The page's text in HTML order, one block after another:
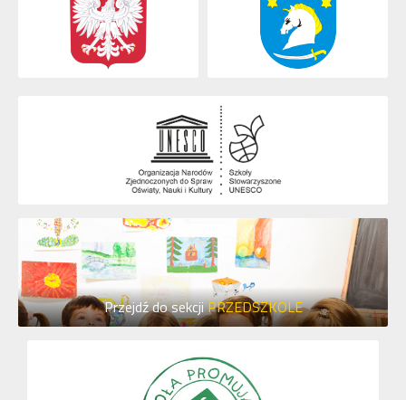
Przejdź do sekcjiPRZEDSZKOLE